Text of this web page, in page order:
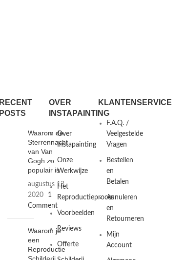
RECENT
POSTS
Waarom de
Sterrennacht
van Van
Gogh zo
populair is
augustus 13,
2020
1
Comment
Waarom je
een
Reproductie
OVER
INSTAPAINTING
Over
Instapainting
Onze
Werkwijze
Het
Reproductieproces
Voorbeelden
Reviews
Offerte
KLANTENSERVICE
F.A.Q. /
Veelgestelde
Vragen
Bestellen
en
Betalen
Annuleren
en
Retourneren
Mijn
Account